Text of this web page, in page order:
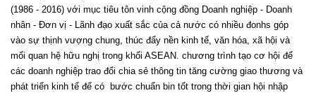
(1986 - 2016) với mục tiêu tôn vinh cộng đồng Doanh nghiệp - Doanh
nhân - Đơn vị - Lãnh đạo xuất sắc của cả nước có nhiều đonhs góp
vào sự thịnh vượng chung, thúc đẩy nền kinh tế, văn hóa, xã hội và
mối quan hệ hữu nghị trong khối ASEAN. chương trình tạo cơ hội để
các doanh nghiệp trao đổi chia sẻ thông tin tăng cường giao thương và
phát triển kinh tế để có bước chuẩn bin tốt trong thời gian hội nhập